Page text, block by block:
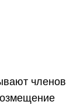
членов